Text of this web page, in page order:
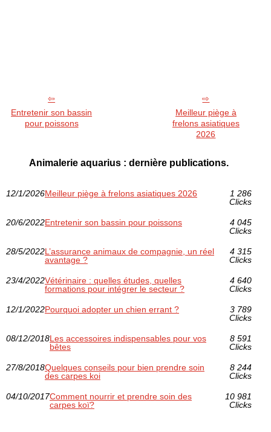
Entretenir son bassin
pour poissons
Meilleur piège à
frelons asiatiques
2026
Animalerie aquarius : dernière publications.
12/1/2026Meilleur piège à frelons asiatiques 2026
1 286
Clicks
20/6/2022Entretenir son bassin pour poissons
4 045
Clicks
28/5/2022L’assurance animaux de compagnie, un réel
avantage ?
4 315
Clicks
23/4/2022Vétérinaire : quelles études, quelles
formations pour intégrer le secteur ?
4 640
Clicks
12/1/2022Pourquoi adopter un chien errant ?
3 789
Clicks
08/12/2018Les accessoires indispensables pour vos
bêtes
8 591
Clicks
27/8/2018Quelques conseils pour bien prendre soin
des carpes koi
8 244
Clicks
04/10/2017Comment nourrir et prendre soin des
carpes koï?
10 981
Clicks